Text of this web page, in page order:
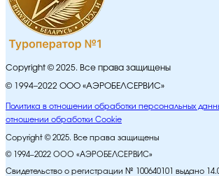
Copyright © 2025. Все права защищены
© 1994–2022 ООО «АЭРОБЕЛСЕРВИС»
Политика в отношении обработки персональных
отношении обработки Cookie
Copyright © 2025. Все права защищены
© 1994–2022 ООО «АЭРОБЕЛСЕРВИС»
Свидетельство о регистрации № 100640101 выдано